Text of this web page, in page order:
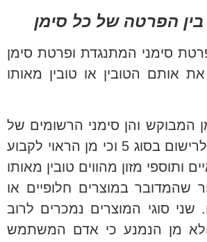
הפרטה של כל סימן
סימני המתנגדת ופרטת סימן
אותם הטובין או טובין מאותו
המבוקש והן סימני הרשומים של
המתנגדת הוגשו לרישום בסוג 5 וכי מן הראוי לקבוע
ותוספי מזון מהווים טובין מאותו
שהמדובר במוצרים חלופיים או
סוגי המוצרים נמכרים לרוב
מן הנמנע כי אדם המשתמש